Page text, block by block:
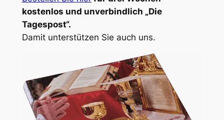
kostenlos und unverbindlich „Die
Tagespost“.
Damit unterstützen Sie auch uns.